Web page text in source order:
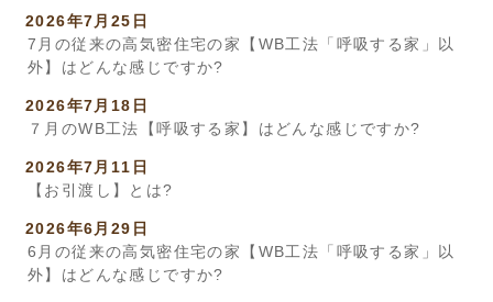
2026年7月25日
7月の従来の高気密住宅の家【WB工法「呼吸する家」以
外】はどんな感じですか?
2026年7月18日
７月のWB工法【呼吸する家】はどんな感じですか?
2026年7月11日
【お引渡し】とは?
2026年6月29日
6月の従来の高気密住宅の家【WB工法「呼吸する家」以
外】はどんな感じですか?